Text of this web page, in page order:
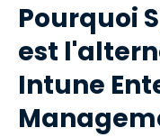
Pourquoi
est
Intune